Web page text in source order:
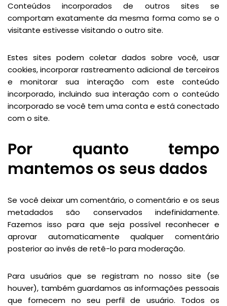
Conteúdos incorporados de outros sites se
comportam exatamente da mesma forma como se o
visitante estivesse visitando o outro site.
Estes sites podem coletar dados sobre você, usar
cookies, incorporar rastreamento adicional de terceiros
e monitorar sua interação com este conteúdo
incorporado, incluindo sua interação com o conteúdo
incorporado se você tem uma conta e está conectado
com o site.
Por quanto tempo
mantemos os seus dados
Se você deixar um comentário, o comentário e os seus
metadados são conservados indefinidamente.
Fazemos isso para que seja possível reconhecer e
aprovar automaticamente qualquer comentário
posterior ao invés de retê-lo para moderação.
Para usuários que se registram no nosso site (se
houver), também guardamos as informações pessoais
que fornecem no seu perfil de usuário. Todos os